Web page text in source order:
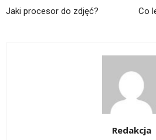
Jaki procesor do zdjęć? Co
Redakcja